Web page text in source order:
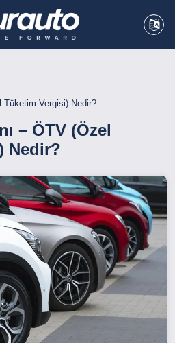
Tüketim Vergisi) Nedir?
– ÖTV (Özel
Nedir?